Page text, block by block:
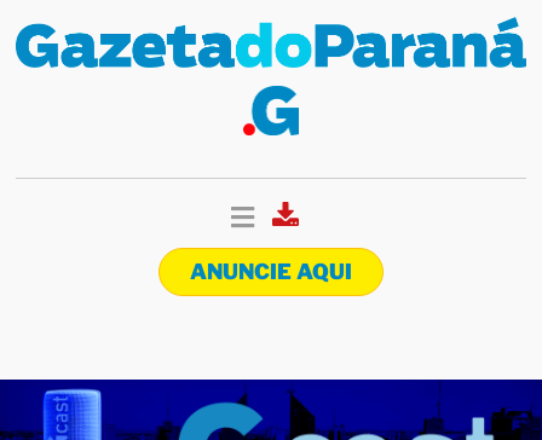
ANUNCIE AQUI